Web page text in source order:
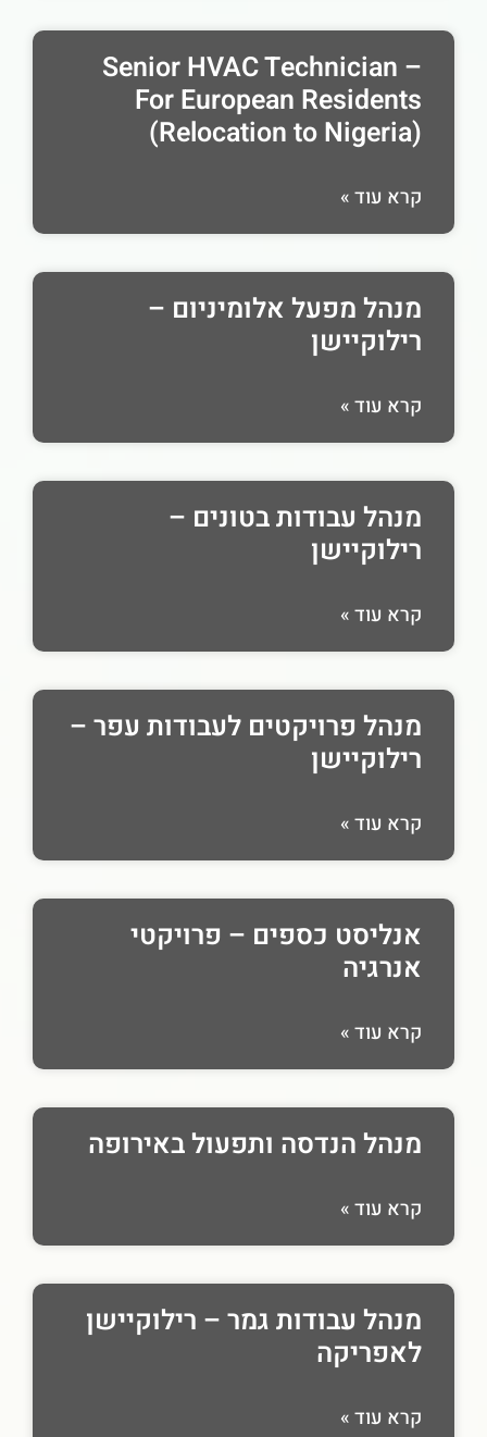
Senior HVAC Technician –
For European Residents
(Relocation to Nigeria)
קרא עוד »
מנהל מפעל אלומיניום –
רילוקיישן
קרא עוד »
מנהל עבודות בטונים –
רילוקיישן
קרא עוד »
מנהל פרויקטים לעבודות עפר –
רילוקיישן
קרא עוד »
אנליסט כספים – פרויקטי
אנרגיה
קרא עוד »
מנהל הנדסה ותפעול באירופה
קרא עוד »
מנהל עבודות גמר – רילוקיישן
לאפריקה
קרא עוד »